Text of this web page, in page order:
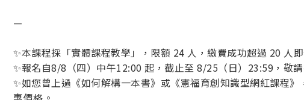
—
✨本課程採「實體課程教學」，限額 24 人，繳費成功超過 20 人
✨報名自8/8（四）中午12:00 起，截止至 8/25（日）23:59，敬
✨如您曾上過《如何解構一本書》或《憲福育創知識型網紅課程